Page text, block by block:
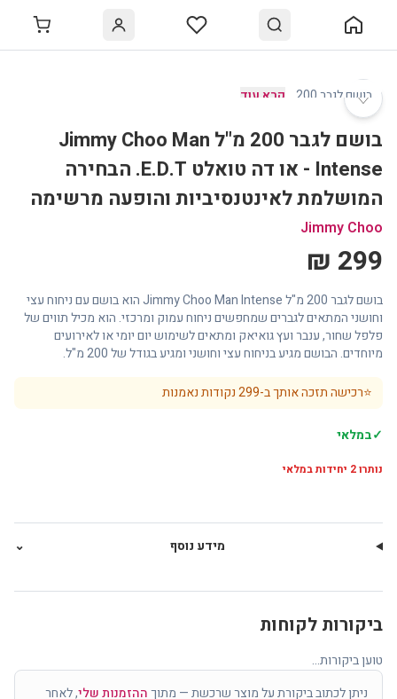
♡
בושם לגבר 200 קרא עוד
בושם לגבר 200 מ"ל Jimmy Choo Man
Intense - או דה טואלט E.D.T. הבחירה
המושלמת לאינטנסיביות והופעה מרשימה
Jimmy Choo
299 ₪
בושם לגבר 200 מ"ל Jimmy Choo Man Intense הוא בושם עם ניחוח עצי
וחושני המתאים לגברים שמחפשים ניחוח עמוק ומרכזי. הוא מכיל תווים של
פלפל שחור, ענבר ועץ גואיאק ומתאים לשימוש יום יומי או לאירועים
מיוחדים. הבושם מגיע בניחוח עצי וחושני ומגיע בגודל של 200 מ"ל.
⭐רכישה תזכה אותך ב-299נקודות נאמנות
✓במלאי
נותרו2 יחידות במלאי
מידע נוסף ⌄
ביקורות לקוחות
טוען ביקורות...
ניתן לכתוב ביקורת על מוצר שרכשת — מתוךההזמנות שלי, לאחר